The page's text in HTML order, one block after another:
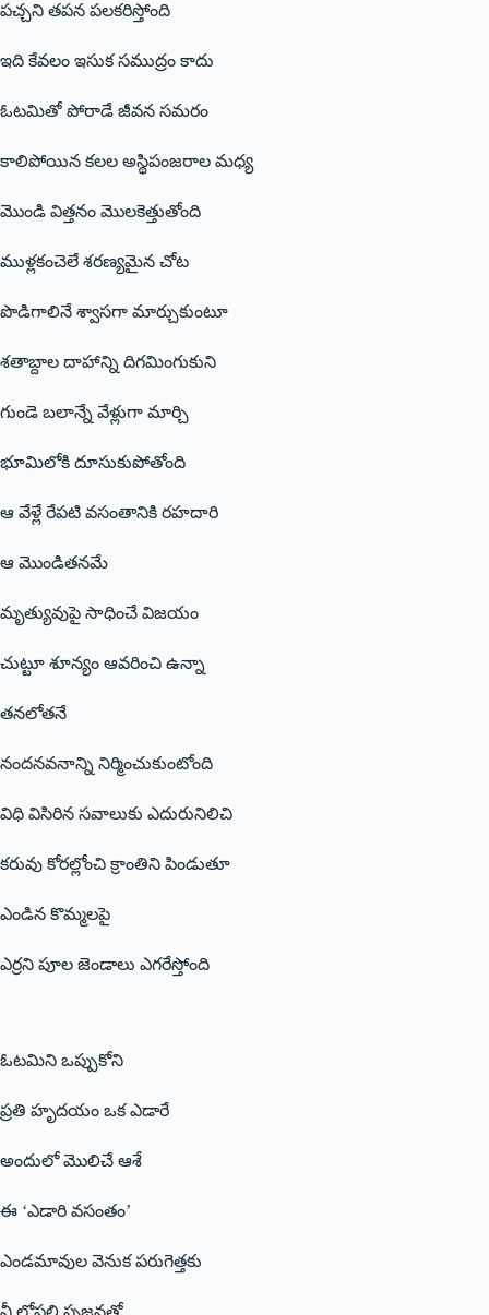
పచ్చని తపన పలకరిస్తోంది
ఇది కేవలం ఇసుక సముద్రం కాదు
ఓటమితో పోరాడే జీవన సమరం
కాలిపోయిన కలల అస్థిపంజరాల మధ్య
మొండి విత్తనం మొలకెత్తుతోంది
ముళ్లకంచెలే శరణ్యమైన చోట
పొడిగాలినే శ్వాసగా మార్చుకుంటూ
శతాబ్దాల దాహాన్ని దిగమింగుకుని
గుండె బలాన్నే వేళ్లుగా మార్చి
భూమిలోకి దూసుకుపోతోంది
ఆ వేళ్లే రేపటి వసంతానికి రహదారి
ఆ మొండితనమే
మృత్యువుపై సాధించే విజయం
చుట్టూ శూన్యం ఆవరించి ఉన్నా
తనలోతనే
నందనవనాన్ని నిర్మించుకుంటోంది
విధి విసిరిన సవాలుకు ఎదురునిలిచి
కరువు కోరల్లోంచి క్రాంతిని పిండుతూ
ఎండిన కొమ్మలపై
ఎర్రని పూల జెండాలు ఎగరేస్తోంది
ఓటమిని ఒప్పుకోని
ప్రతి హృదయం ఒక ఎడారే
అందులో మొలిచే ఆశే
ఈ ‘ఎడారి వసంతం’
ఎండమావుల వెనుక పరుగెత్తకు